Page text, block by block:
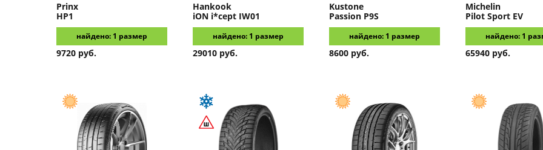
Prinx
HP1
найдено: 1 размер
9720 руб.
Hankook
iON i*cept IW01
найдено: 1 размер
29010 руб.
Kustone
Passion P9S
найдено: 1 размер
8600 руб.
Michelin
Pilot Sport EV
найдено: 1
65940 руб.